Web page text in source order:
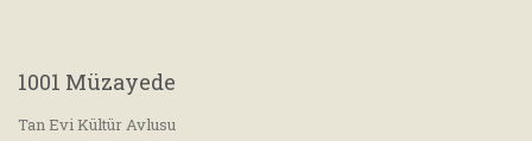
1001 Müzayede
Tan Evi Kültür Avlusu